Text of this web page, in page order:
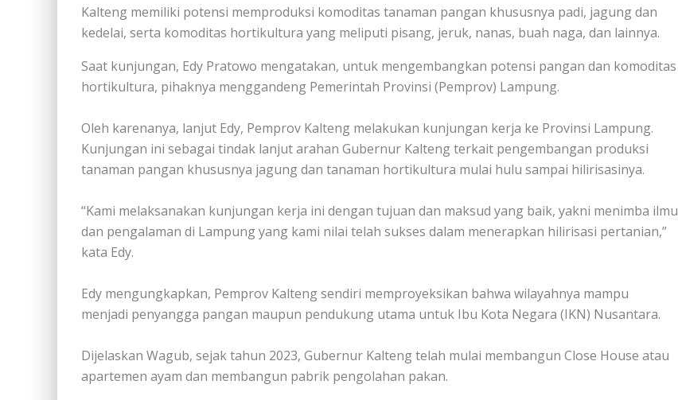
Kalteng memiliki potensi memproduksi komoditas tanaman pangan khususnya padi, jagung dan
kedelai, serta komoditas hortikultura yang meliputi pisang, jeruk, nanas, buah naga, dan lainnya.
Saat kunjungan, Edy Pratowo mengatakan, untuk mengembangkan potensi pangan dan komoditas
hortikultura, pihaknya menggandeng Pemerintah Provinsi (Pemprov) Lampung.
Oleh karenanya, lanjut Edy, Pemprov Kalteng melakukan kunjungan kerja ke Provinsi Lampung.
Kunjungan ini sebagai tindak lanjut arahan Gubernur Kalteng terkait pengembangan produksi
tanaman pangan khususnya jagung dan tanaman hortikultura mulai hulu sampai hilirisasinya.
“Kami melaksanakan kunjungan kerja ini dengan tujuan dan maksud yang baik, yakni menimba ilmu
dan pengalaman di Lampung yang kami nilai telah sukses dalam menerapkan hilirisasi pertanian,”
kata Edy.
Edy mengungkapkan, Pemprov Kalteng sendiri memproyeksikan bahwa wilayahnya mampu
menjadi penyangga pangan maupun pendukung utama untuk Ibu Kota Negara (IKN) Nusantara.
Dijelaskan Wagub, sejak tahun 2023, Gubernur Kalteng telah mulai membangun Close House atau
apartemen ayam dan membangun pabrik pengolahan pakan.